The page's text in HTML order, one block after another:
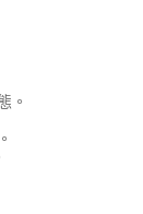
。